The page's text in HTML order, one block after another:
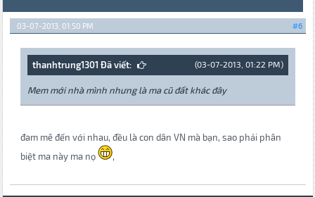
#6
03-07-2013, 01:50 PM
(03-07-2013, 01:22 PM)
thanhtrung1301 Đã viết:
Mem mới nhà mình nhưng là ma cũ đất khác đây
đam mê đến với nhau, đều là con dân VN mà bạn, sao phải phân
biệt ma này ma nọ
,